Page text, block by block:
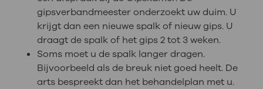
gipsverbandmeester onderzoekt uw duim. U
krijgt dan een nieuwe spalk of nieuw gips. U
draagt de spalk of het gips 2 tot 3 weken.
Soms moet u de spalk langer dragen.
Bijvoorbeeld als de breuk niet goed heelt. De
arts bespreekt dan het behandelplan met u.